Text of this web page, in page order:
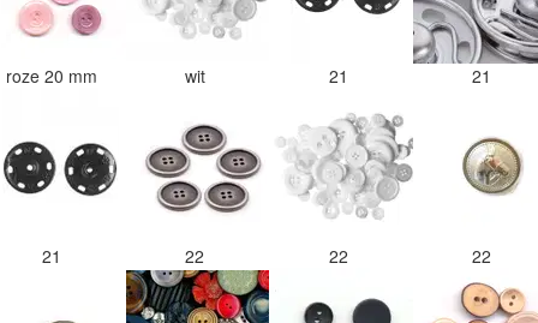
roze 20 mm wit 21 21
21 22 22 22